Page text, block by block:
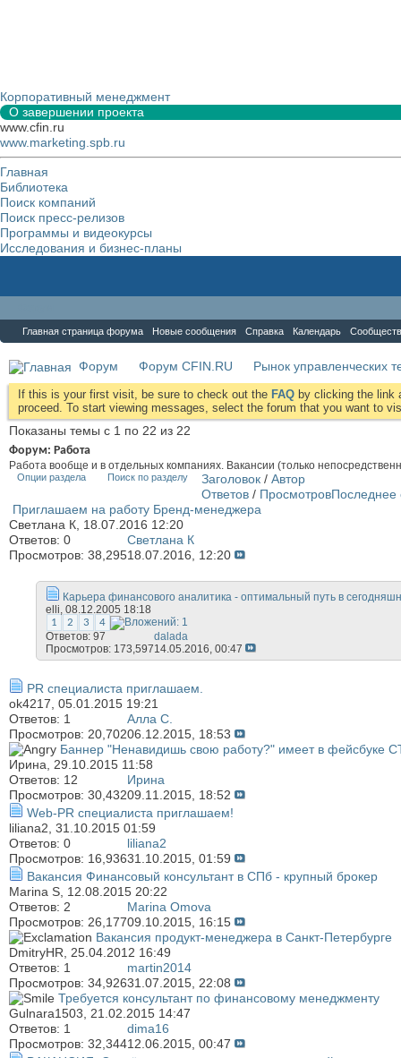
Корпоративный менеджмент
О завершении проекта
www.cfin.ru
www.marketing.spb.ru
Главная
Библиотека
Поиск компаний
Поиск пресс-релизов
Программы и видеокурсы
Исследования и бизнес-планы
Главная страница форума Новые сообщения Справка Календарь
Форум Форум CFIN.RU Рынок управленческих
If this is your first visit, be sure to check out the FAQ by clicking the link
proceed. To start viewing messages, select the forum that you want to
Показаны темы с 1 по 22 из 22
Форум: Работа
Работа вообще и в отдельных компаниях. Вакансии (только
Опции раздела Поиск по разделу Заголовок / Автор
Ответов / ПросмотровПоследнее
Приглашаем на работу Бренд-менеджера
Светлана К , 18.07.2016 12:20
Ответов: 0
Просмотров: 38,295
Светлана К
18.07.2016, 12:20
Карьера финансового аналитика - оптимальный путь в
elli, 08.12.2005 18:18
1 2 3 4
Ответов: 97
Просмотров: 173,597
dalada
14.05.2016, 00:47
PR специалиста приглашаем.
ok4217 , 05.01.2015 19:21
Ответов: 1
Просмотров: 20,702
Алла С.
06.12.2015, 18:53
Баннер "Ненавидишь свою работу?" имеет в фейсбуке
Иринa , 29.10.2015 11:58
Ответов: 12
Просмотров: 30,432
Иринa
09.11.2015, 18:52
Web-PR специалиста приглашаем!
liliana2 , 31.10.2015 01:59
Ответов: 0
Просмотров: 16,936
liliana2
31.10.2015, 01:59
Вакансия Финансовый консультант в СПб - крупный брокер
Marina S , 12.08.2015 20:22
Ответов: 2
Просмотров: 26,177
Marina Omova
09.10.2015, 16:15
Вакансия продукт-менеджера в Санкт-Петербурге
DmitryHR , 25.04.2012 16:49
Ответов: 1
Просмотров: 34,926
martin2014
31.07.2015, 22:08
Требуется консультант по финансовому менеджменту
Gulnara1503 , 21.02.2015 14:47
Ответов: 1
Просмотров: 32,344
dima16
12.06.2015, 00:47